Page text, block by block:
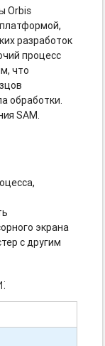
Orbis
платформой,
разработок
процесс
что
обработки.
SAM.
экрана
с другим